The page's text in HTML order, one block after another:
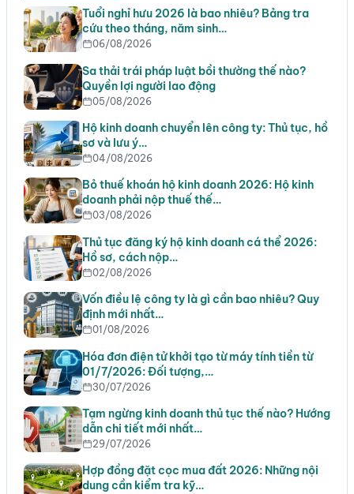
Tuổi nghỉ hưu 2026 là bao nhiêu? Bảng tra
cứu theo tháng, năm sinh…
06/08/2026
Sa thải trái pháp luật bồi thường thế nào?
Quyền lợi người lao động
05/08/2026
Hộ kinh doanh chuyển lên công ty: Thủ tục, hồ
sơ và lưu ý…
04/08/2026
Bỏ thuế khoán hộ kinh doanh 2026: Hộ kinh
doanh phải nộp thuế thế…
03/08/2026
Thủ tục đăng ký hộ kinh doanh cá thể 2026:
Hồ sơ, cách nộp…
02/08/2026
Vốn điều lệ công ty là gì cần bao nhiêu? Quy
định mới nhất…
01/08/2026
Hóa đơn điện tử khởi tạo từ máy tính tiền từ
01/7/2026: Đối tượng,…
30/07/2026
Tạm ngừng kinh doanh thủ tục thế nào? Hướng
dẫn chi tiết mới nhất…
29/07/2026
Hợp đồng đặt cọc mua đất 2026: Những nội
dung cần kiểm tra kỹ…